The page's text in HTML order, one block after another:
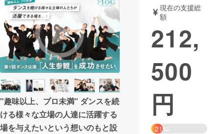
アート・写真 音楽
テクノロジー・ガジェット ゲーム・サ
映像・映画
ビジネス・起業
まちづくり・地域活性化
"趣味以上、プロ未満" ダンスを続
ける様々な立場の人達に活躍する
場を与えたいという想いのもと設
現在の支援総
額
212,
500
円
21%